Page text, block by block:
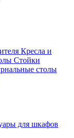
Кресла и
Стойки
столы
для шкафов